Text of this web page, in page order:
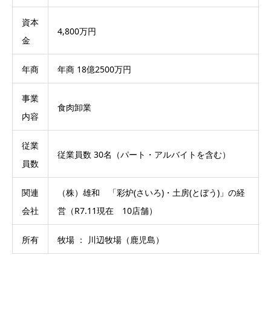
資本
金
4,800万円
年商 年商 18億2500万円
事業
内容
食肉卸業
従業
員数
従業員数 30名（パート・アルバイトを含む）
関連
会社
（株）雄和 「彩炉(さいろ)・土房(とぼう)」の経
営（R7.11現在 10店舗）
所有 牧場 ： 川辺牧場（鹿児島）